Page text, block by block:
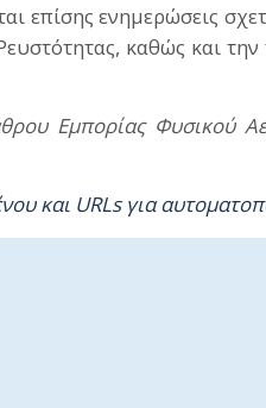
επίσης ενημερώσεις
καθώς και
Εμπορίας Φυσικού
και URLs για